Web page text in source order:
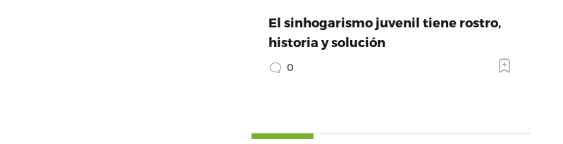
El sinhogarismo juvenil tiene rostro,
historia y solución
0